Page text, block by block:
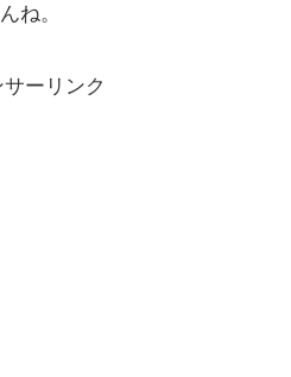
ね。
サーリンク